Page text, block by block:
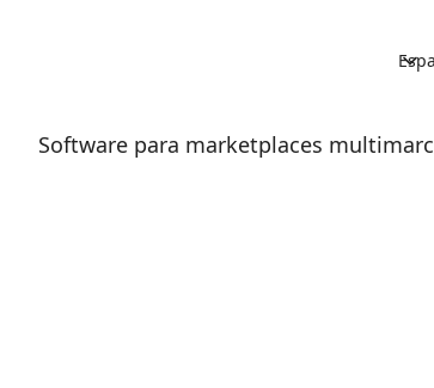
Software para marketplaces